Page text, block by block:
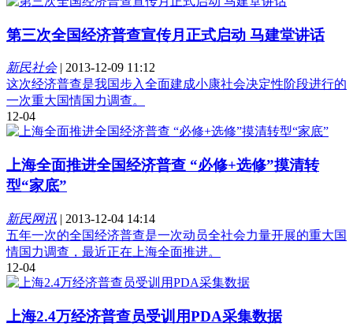
第三次全国经济普查宣传月正式启动 马建堂讲话
新民社会| 2013-12-09 11:12
这次经济普查是我国步入全面建成小康社会决定性阶段进行的
一次重大国情国力调查。
12-04
上海全面推进全国经济普查 “必修+选修”摸清转
型“家底”
新民网讯 | 2013-12-04 14:14
五年一次的全国经济普查是一次动员全社会力量开展的重大国
情国力调查，最近正在上海全面推进。
12-04
上海2.4万经济普查员受训用PDA采集数据